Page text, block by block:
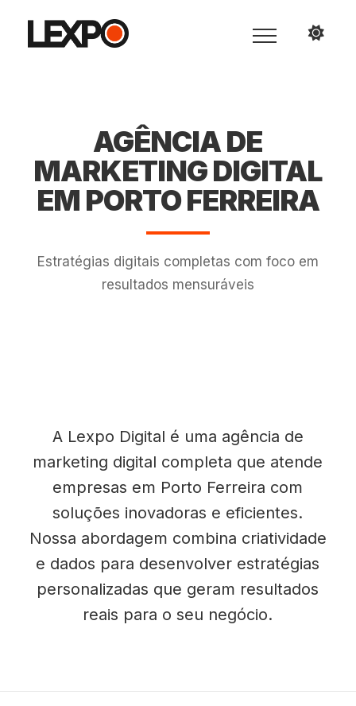
AGÊNCIA DE
MARKETING DIGITAL
EM PORTO FERREIRA
Estratégias digitais completas com foco em
resultados mensuráveis
A Lexpo Digital é uma agência de
marketing digital completa que atende
empresas em Porto Ferreira com
soluções inovadoras e eficientes.
Nossa abordagem combina criatividade
e dados para desenvolver estratégias
personalizadas que geram resultados
reais para o seu negócio.